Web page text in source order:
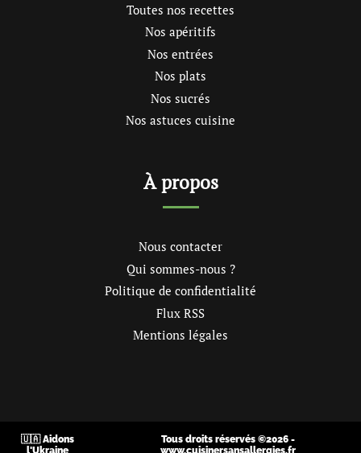
Toutes nos recettes
Nos apéritifs
Nos entrées
Nos plats
Nos sucrés
Nos astuces cuisine
À propos
Nous contacter
Qui sommes-nous ?
Politique de confidentialité
Flux RSS
Mentions légales
🇺🇦 Aidons
l'Ukraine
Tous droits réservés ©2026 -
www.cuisinersansallergies.fr